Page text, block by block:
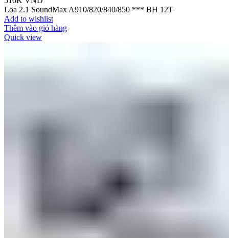
Loa 2.1 SoundMax A910/820/840/850 *** BH 12T
Add to wishlist
Thêm vào giỏ hàng
Quick view